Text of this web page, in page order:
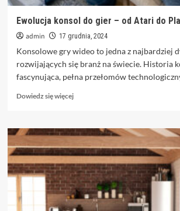
Ewolucja konsol do gier – od Atari do
admin 17 grudnia, 2024
Konsolowe gry wideo to jedna z najbardziej
rozwijających się branż na świecie. Historia
fascynująca, pełna przełomów
Dowiedz się więcejDowiedz
o
Ewolucja
konsol
gier
–
od
Atari